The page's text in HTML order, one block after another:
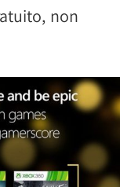
non